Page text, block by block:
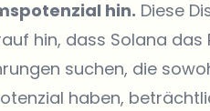
hin. Diese
hin, dass Solana das
suchen, die
haben,